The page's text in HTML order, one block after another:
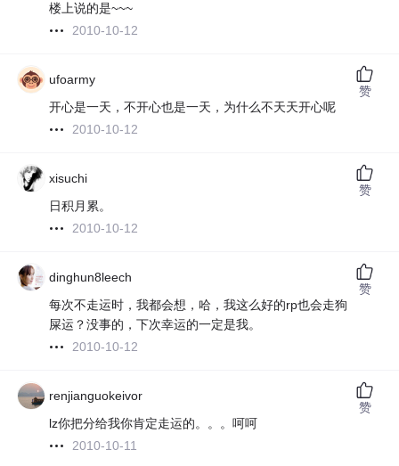
楼上说的是~~~
2010-10-12
ufoarmy
开心是一天，不开心也是一天，为什么不天天开心呢
2010-10-12
赞
xisuchi
日积月累。
2010-10-12
赞
dinghun8leech
每次不走运时，我都会想，哈，我这么好的rp也会走狗
屎运？没事的，下次幸运的一定是我。
2010-10-12
赞
renjianguokeivor
lz你把分给我你肯定走运的。。。呵呵
2010-10-11
赞